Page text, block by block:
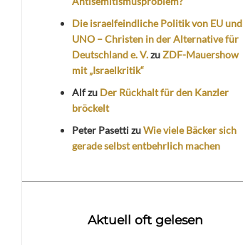
Die israelfeindliche Politik von EU und
UNO – Christen in der Alternative für
Deutschland e. V.zuZDF-Mauershow
mit „Israelkritik“
Alfzu Der Rückhalt für den Kanzler
bröckelt
Peter PasettizuWie viele Bäcker sich
gerade selbst entbehrlich machen
Aktuell oft gelesen